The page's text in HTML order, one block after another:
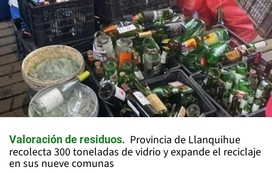
Valoración de residuos
Provincia de Llanquihue
recolecta 300 toneladas de vidrio y expande el reciclaje
en sus nueve comunas